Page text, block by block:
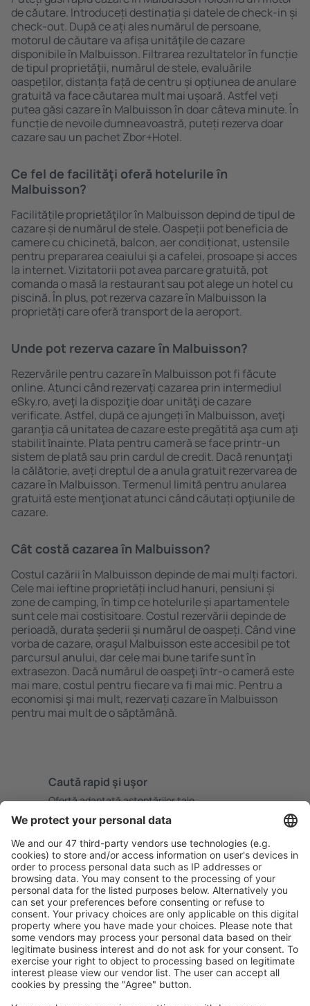
de căutare. Introduceți destinația și datele de check-in și
check-out. După ce ați ales numărul de persoane,
motorul de căutare va afișa unităţile de cazare
disponibile în Malbuisson. Filtrarea rezultatelor în funcție
de tipul proprietăţii, numărul de stele, evaluările
oaspeților, distanța față de centru și opțiunea de anulare
gratuită va face căutarea mult mai ușoară. Astfel veți
putea găsi cazare în Malbuisson în doar câteva minute. În
funcție de nevoile dumneavoastră, puteți rezerva doar
cazare sau un pachet Zbor+Hotel.
Ce fel de facilităţi oferă hotelurile în
Malbuisson?
Facilitățile proprietăţilor în Malbuisson depind de tipul de
cazare și de numărul de stele. Oaspeții pot beneficia de
camere cu chicinetă, balcon, aer condiționat, ustensile
pentru prepararea ceaiului şi a cafelei, prosoape și acces
la internet. Vizitatorii pot avea parcare gratuită, pot
comanda o masă la restaurant sau pot alege un hotel cu
piscină. În plus, pot rezerva cazare în Malbuisson la
proprietăți care oferă transport de la aeroport.
Unde pot rezerva cazare în Malbuisson?
Rezervările pentru cazare în Malbuisson pot fi făcute
online. Atunci când rezervați cazarea prin intermediul
eSky.ro, aveţi la dispoziţie doar unităţi de cazare
verificate. Astfel, după ce ajungeți în Malbuisson, aveţi
garanţia că unitatea de cazare este pregătită aşa cum aţi
stabilit ȋnainte. Plata pentru cameră se face printr-un
sistem de plată sau prin cardul de credit. Dacă renunţaţi
la călătorie, aveți dreptul de a anula gratuit rezervarea de
cazare în Malbuisson. Termenul limită pentru anularea
gratuită este menţionat atunci când căutați opţiunile de
cazare.
Cât costă cazarea în Malbuisson?
Costul cazării în Malbuisson depinde de mai mulți factori.
Cele mai ieftine proprietăți includ hanuri, pensiuni și
zone de camping, în timp ce hotelurile și apartamentele
sunt cele mai costisitoare. Costul rezervării depinde de
perioadă, durata șederii și numărul de oaspeți. Când vine
vorba de cazare, oraşul Malbuisson este accesibil pe tot
parcursul anului, dar cele mai bune tarife sunt în
extrasezon. Dacă numărul de oaspeţi ȋntr-o cameră este
mai mare, costul pentru fiecare va fi mai mic. Pentru a
economisi şi mai mult, rezervați cazare în Malbuisson
pentru mai mult de o săptămână.
Caută rapid şi uşor
Ofertă adaptată aşteptărilor tale.
Planifică ȋn siguranţă
Rezervare fără griji cu opțiune gratuită de anulare.
Economiseşte mai mult
Prețuri atractive și oferte speciale pentru utilizatorii
conectați.
Cazarea preferată
Alege din peste 1,3 mil. de opţiuni: hoteluri, cabane,